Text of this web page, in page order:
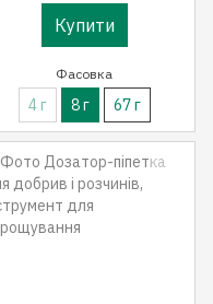
Купити
Фасовка
4 г 8 г 67 г